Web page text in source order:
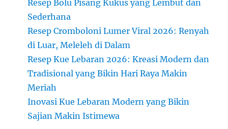
Resep Bolu Pisang Kukus yang Lembut dan
Sederhana
Resep Cromboloni Lumer Viral 2026: Renyah
di Luar, Meleleh di Dalam
Resep Kue Lebaran 2026: Kreasi Modern dan
Tradisional yang Bikin Hari Raya Makin
Meriah
Inovasi Kue Lebaran Modern yang Bikin
Sajian Makin Istimewa